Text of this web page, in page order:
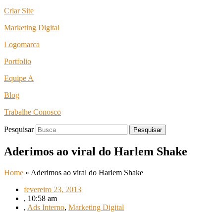
Criar Site
Marketing Digital
Logomarca
Portfolio
Equipe A
Blog
Trabalhe Conosco
Pesquisar Pesquisar
Aderimos ao viral do Harlem Shake
Home » Aderimos ao viral do Harlem Shake
fevereiro 23, 2013
, 10:58 am
, Ads Interno, Marketing Digital